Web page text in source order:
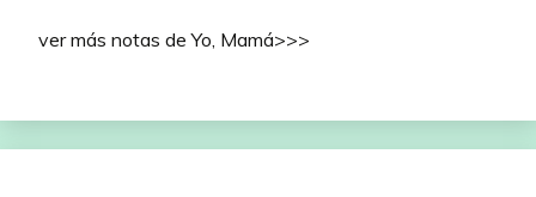
ver más notas de Yo, Mamá>>>